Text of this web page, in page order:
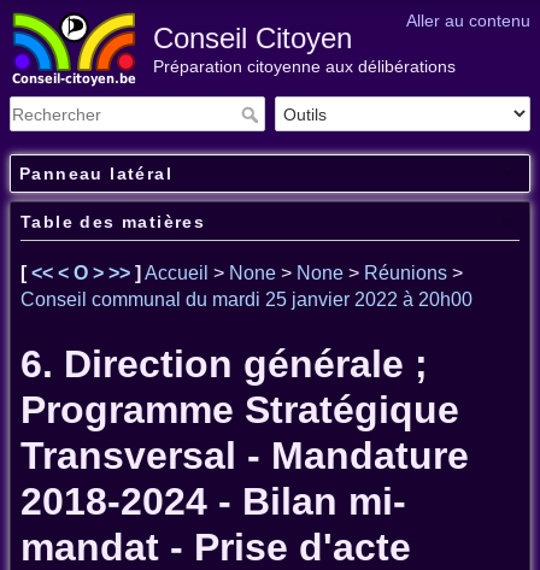
Aller au contenu
Conseil Citoyen
Préparation citoyenne aux délibérations
Panneau latéral
Table des matières
[<< < O > >> ] Accueil > None > None > Réunions >
Conseil communal du mardi 25 janvier 2022 à 20h00
6. Direction générale ;
Programme Stratégique
Transversal - Mandature
2018-2024 - Bilan mi-
mandat - Prise d'acte